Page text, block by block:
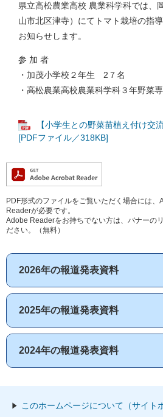
県立高松農業高校 農業科学科では、
山市北区津寺）にてトマト栽培の指
お知らせします。
参 加 者
・加茂小学校２年生 2７名
・高松農業高校農業科学科３年野菜
【小学生との野菜苗植え付け交
[PDFファイル／318KB]
PDF形式のファイルをご覧いただく場合には
Readerが必要です。
Adobe Readerをお持ちでない方は、バナーの
ださい。（無料）
2026年の報道発表資料
2025年の報道発表資料
2024年の報道発表資料
このホームページについて（サイト